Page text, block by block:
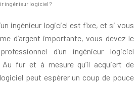
ingénieur logiciel ?
ingénieur logiciel est fixe, et si vous
d’argent importante, vous devez le
d’un ingénieur logiciel
fur et à mesure qu’il acquiert de
logiciel peut espérer un coup de pouce